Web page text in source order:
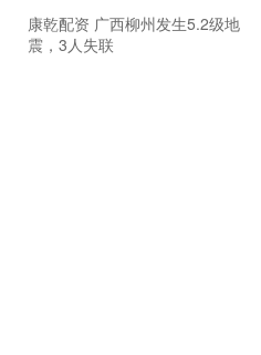
康乾配资 广西柳州发生5.2级地
震，3人失联